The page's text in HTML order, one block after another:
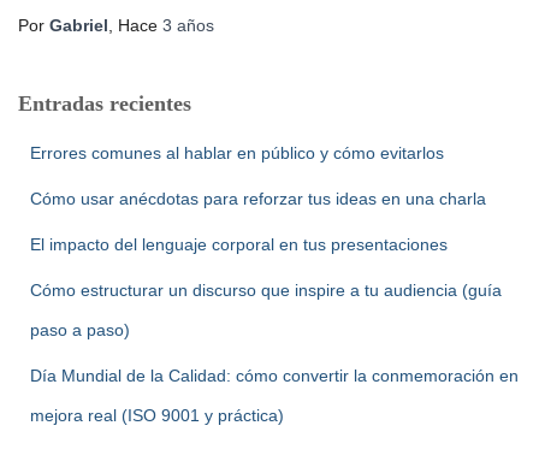
Por Gabriel , Hace 3 años
Entradas recientes
Errores comunes al hablar en público y cómo evitarlos
Cómo usar anécdotas para reforzar tus ideas en una charla
El impacto del lenguaje corporal en tus presentaciones
Cómo estructurar un discurso que inspire a tu audiencia (guía
paso a paso)
Día Mundial de la Calidad: cómo convertir la conmemoración en
mejora real (ISO 9001 y práctica)